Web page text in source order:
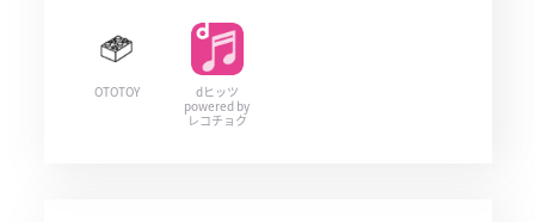
OTOTOY
dヒッツ
powered by
レコチョク